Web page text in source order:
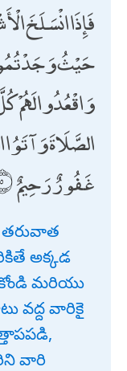
فَإِذَا انْسَلَخَ
حَيْثُ
وَاقْعُدُوا لَهُمْ
الصَّلَاةَ وَآتَوُا
غَفُورٌ رَحِيمٌ
అక్కడ
మరియు
వద్ద వారికై
వారి